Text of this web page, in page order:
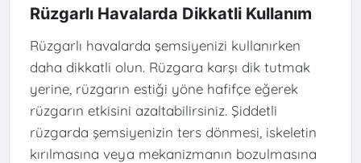
Rüzgarlı Havalarda Dikkatli Kullanım
Rüzgarlı havalarda şemsiyenizi kullanırken
daha dikkatli olun. Rüzgara karşı dik tutmak
yerine, rüzgarın estiği yöne hafifçe eğerek
rüzgarın etkisini azaltabilirsiniz. Şiddetli
rüzgarda şemsiyenizin ters dönmesi, iskeletin
kırılmasına veya mekanizmanın bozulmasına